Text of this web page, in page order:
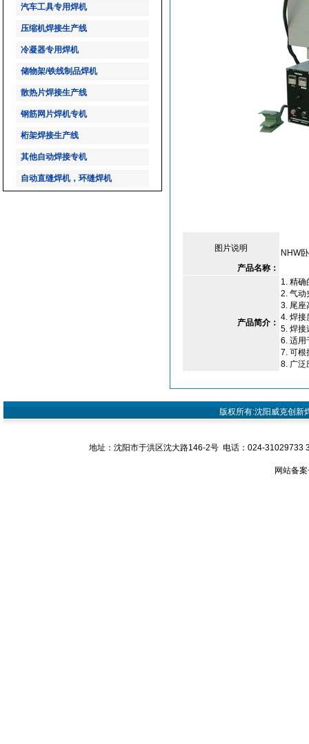
汽车工具专用焊机
压缩机焊接生产线
冷凝器专用焊机
储物架/铁线制品焊机
散热片焊接生产线
钢筋网片焊机专机
桁架焊接生产线
其他自动焊接专机
自动直缝焊机，环缝焊机
图片说明
产品名称：
NHW
产品简介：
1. 精确
2. 气动
3. 尾座
4. 焊接
5. 焊接
6. 适用
7. 可根
8. 广泛
版权所有:沈阳威克创
地址：沈阳市于洪区沈大路146-2号 电话：024-
网站备